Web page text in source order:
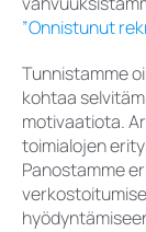
”Onnistunut
Tunnistamme
kohtaa
motivaatiota.
toimialojen
Panostamme